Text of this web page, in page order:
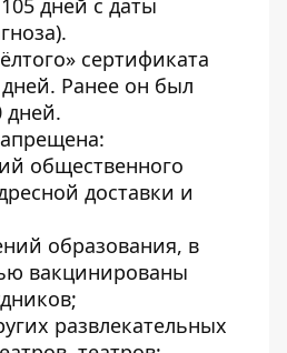
дней с даты
сертификата
Ранее он был
дней.
общественного
доставки и
образования, в
вакцинированы
развлекательных